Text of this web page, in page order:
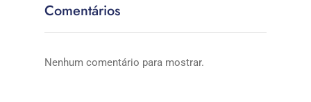
Comentários
Nenhum comentário para mostrar.